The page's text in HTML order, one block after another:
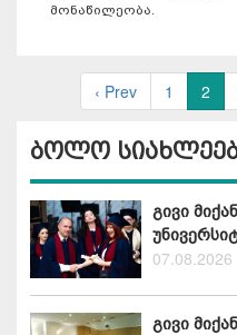
მონაწილეობა.
‹ Prev 1 2
ბოლო
გივი
07.08.2026
გივი